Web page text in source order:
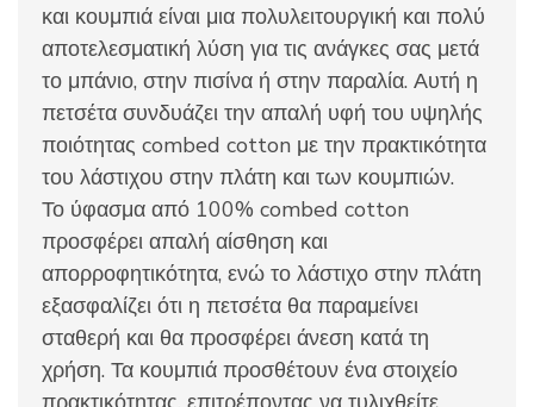
και κουμπιά είναι μια πολυλειτουργική και πολύ
αποτελεσματική λύση για τις ανάγκες σας μετά
το μπάνιο, στην πισίνα ή στην παραλία. Αυτή η
πετσέτα συνδυάζει την απαλή υφή του υψηλής
ποιότητας combed cotton με την πρακτικότητα
του λάστιχου στην πλάτη και των κουμπιών.
Το ύφασμα από 100% combed cotton
προσφέρει απαλή αίσθηση και
απορροφητικότητα, ενώ το λάστιχο στην πλάτη
εξασφαλίζει ότι η πετσέτα θα παραμείνει
σταθερή και θα προσφέρει άνεση κατά τη
χρήση. Τα κουμπιά προσθέτουν ένα στοιχείο